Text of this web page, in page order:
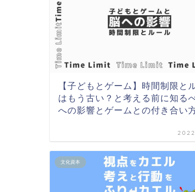
【子どもとゲーム】時間制限と
はもう古い？と考える前に知る
への影響とゲームとの付き合い
文化資本